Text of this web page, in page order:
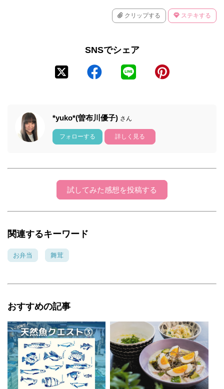
クリップする ステキする
SNSでシェア
*yuko*(曽布川優子) さん
フォローする 詳しく見る
試してみた感想を投稿する
関連するキーワード
お弁当 舞茸
おすすめの記事